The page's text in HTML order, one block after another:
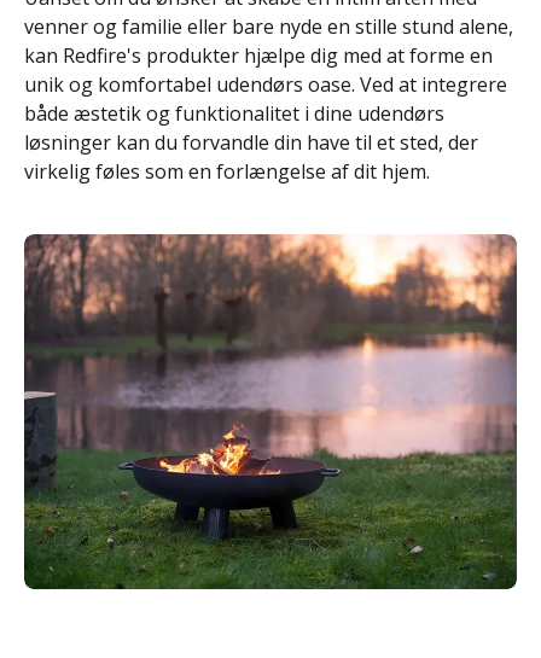
venner og familie eller bare nyde en stille stund alene,
kan Redfire's produkter hjælpe dig med at forme en
unik og komfortabel udendørs oase. Ved at integrere
både æstetik og funktionalitet i dine udendørs
løsninger kan du forvandle din have til et sted, der
virkelig føles som en forlængelse af dit hjem.